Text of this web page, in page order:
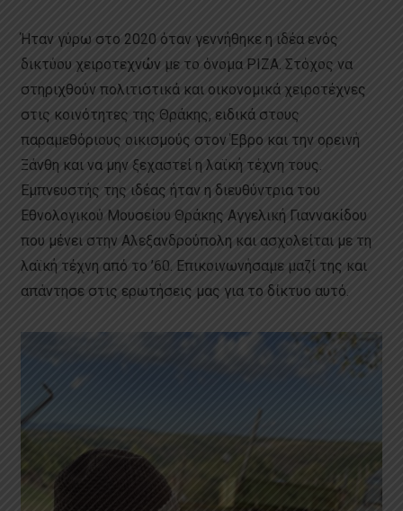
Ήταν γύρω στο 2020 όταν γεννήθηκε η ιδέα ενός
δικτύου χειροτεχνών με το όνομα ΡΙΖΑ. Στόχος να
στηριχθούν πολιτιστικά και οικονομικά χειροτέχνες
στις κοινότητες της Θράκης, ειδικά στους
παραμεθόριους οικισμούς στον Έβρο και την ορεινή
Ξάνθη και να μην ξεχαστεί η λαϊκή τέχνη τους.
Εμπνευστής της ιδέας ήταν η διευθύντρια του
Εθνολογικού Μουσείου Θράκης Αγγελική Γιαννακίδου
που μένει στην Αλεξανδρούπολη και ασχολείται με τη
λαϊκή τέχνη από το ’60. Επικοινωνήσαμε μαζί της και
απάντησε στις ερωτήσεις μας για το δίκτυο αυτό.